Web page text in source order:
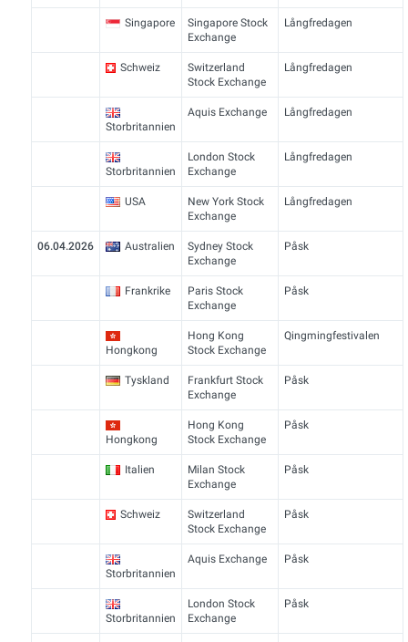
Singapore
Singapore Stock
Exchange
Långfredagen
Schweiz
Switzerland
Stock Exchange
Långfredagen
Storbritannien
Aquis Exchange Långfredagen
Storbritannien
London Stock
Exchange
Långfredagen
USA
New York Stock
Exchange
Långfredagen
06.04.2026 Australien
Sydney Stock
Exchange
Påsk
Frankrike
Paris Stock
Exchange
Påsk
Hongkong
Hong Kong
Stock Exchange
Qingmingfestivalen
Tyskland
Frankfurt Stock
Exchange
Påsk
Hongkong
Hong Kong
Stock Exchange
Påsk
Italien
Milan Stock
Exchange
Påsk
Schweiz
Switzerland
Stock Exchange
Påsk
Storbritannien
Aquis Exchange Påsk
Storbritannien
London Stock
Exchange
Påsk